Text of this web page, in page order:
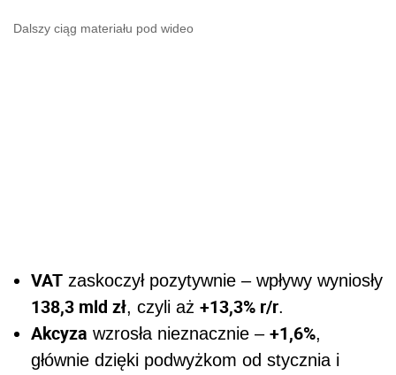
Dalszy ciąg materiału pod wideo
VAT zaskoczył pozytywnie – wpływy wyniosły
138,3 mld zł, czyli aż +13,3% r/r.
Akcyza wzrosła nieznacznie – +1,6%,
głównie dzięki podwyżkom od stycznia i